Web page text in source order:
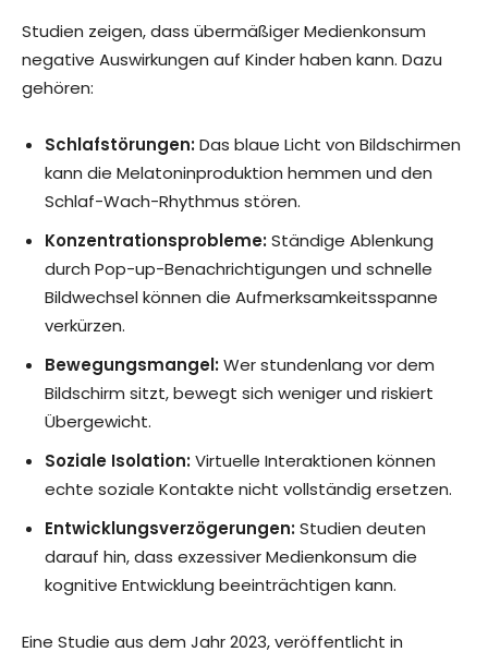
Studien zeigen, dass übermäßiger Medienkonsum
negative Auswirkungen auf Kinder haben kann. Dazu
gehören:
Schlafstörungen:Das blaue Licht von Bildschirmen
kann die Melatoninproduktion hemmen und den
Schlaf-Wach-Rhythmus stören.
Konzentrationsprobleme:Ständige Ablenkung
durch Pop-up-Benachrichtigungen und schnelle
Bildwechsel können die Aufmerksamkeitsspanne
verkürzen.
Bewegungsmangel:Wer stundenlang vor dem
Bildschirm sitzt, bewegt sich weniger und riskiert
Übergewicht.
Soziale Isolation:Virtuelle Interaktionen können
echte soziale Kontakte nicht vollständig ersetzen.
Entwicklungsverzögerungen:Studien deuten
darauf hin, dass exzessiver Medienkonsum die
kognitive Entwicklung beeinträchtigen kann.
Eine Studie aus dem Jahr 2023, veröffentlicht in